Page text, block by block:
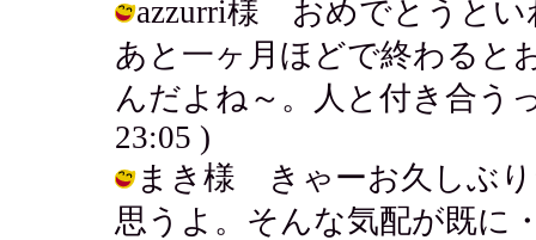
azzurri様 おめでとうとい
あと一ヶ月ほどで終わると
んだよね～。人と付き合う
23:05 )
まき様 きゃーお久しぶ
思うよ。そんな気配が既に